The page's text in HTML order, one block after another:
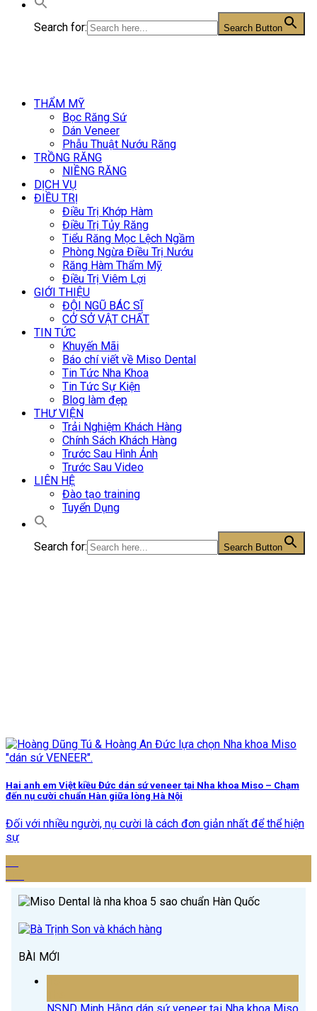
Search for: Search Button
THẨM MỸ
Bọc Răng Sứ
Dán Veneer
Phẫu Thuật Nướu Răng
TRỒNG RĂNG
NIỀNG RĂNG
DỊCH VỤ
ĐIỀU TRỊ
Điều Trị Khớp Hàm
Điều Trị Tủy Răng
Tiểu Răng Mọc Lệch Ngầm
Phòng Ngừa Điều Trị Nướu
Răng Hàm Thẩm Mỹ
Điều Trị Viêm Lợi
GIỚI THIỆU
ĐỘI NGŨ BÁC SĨ
CỞ SỞ VẬT CHẤT
TIN TỨC
Khuyến Mãi
Báo chí viết về Miso Dental
Tin Tức Nha Khoa
Tin Tức Sự Kiện
Blog làm đẹp
THƯ VIỆN
Trải Nghiệm Khách Hàng
Chính Sách Khách Hàng
Trước Sau Hình Ảnh
Trước Sau Video
LIÊN HỆ
Đào tạo training
Tuyển Dụng
Search for: Search Button
Hai anh em Việt kiều Đức dán sứ veneer tại Nha khoa Miso – Chạm
đến nụ cười chuẩn Hàn giữa lòng Hà Nội
Đối với nhiều người, nụ cười là cách đơn giản nhất để thể hiện
sự
BÀI MỚI